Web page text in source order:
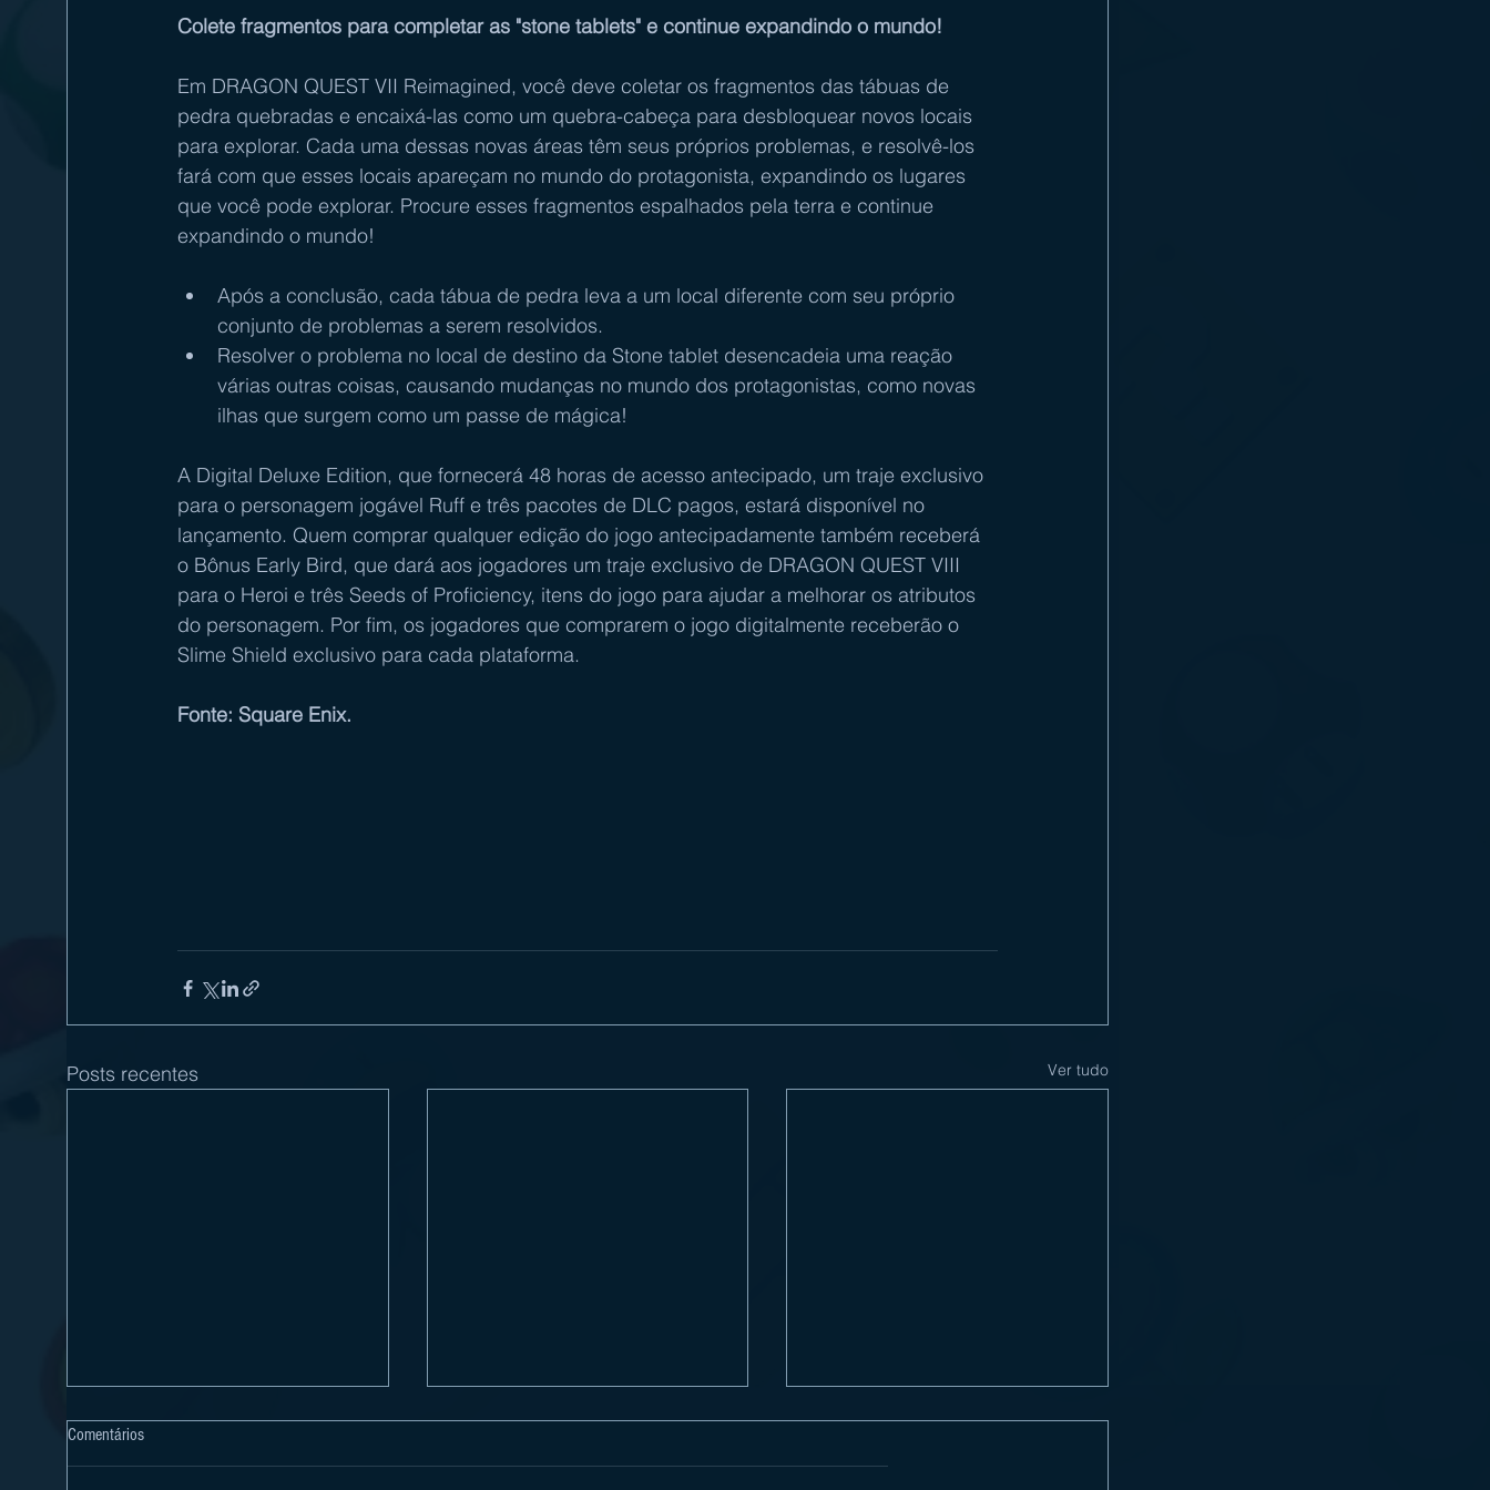
Colete fragmentos para completar as "stone tablets" e continue expandindo o mundo!
Em DRAGON QUEST VII Reimagined, você deve coletar os fragmentos das tábuas de
pedra quebradas e encaixá-las como um quebra-cabeça para desbloquear novos locais
para explorar. Cada uma dessas novas áreas têm seus próprios problemas, e resolvê-los
fará com que esses locais apareçam no mundo do protagonista, expandindo os lugares
que você pode explorar. Procure esses fragmentos espalhados pela terra e continue
expandindo o mundo!
Após a conclusão, cada tábua de pedra leva a um local diferente com seu próprio
conjunto de problemas a serem resolvidos.
Resolver o problema no local de destino da Stone tablet desencadeia uma reação
várias outras coisas, causando mudanças no mundo dos protagonistas, como novas
ilhas que surgem como um passe de mágica!
A Digital Deluxe Edition, que fornecerá 48 horas de acesso antecipado, um traje exclusivo
para o personagem jogável Ruff e três pacotes de DLC pagos, estará disponível no
lançamento. Quem comprar qualquer edição do jogo antecipadamente também receberá
o Bônus Early Bird, que dará aos jogadores um traje exclusivo de DRAGON QUEST VIII
para o Heroi e três Seeds of Proficiency, itens do jogo para ajudar a melhorar os atributos
do personagem. Por fim, os jogadores que comprarem o jogo digitalmente receberão o
Slime Shield exclusivo para cada plataforma.
Fonte: Square Enix.
Posts recentes Ver tudo
Comentários